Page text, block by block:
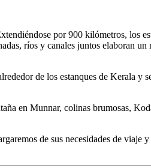
por 900 kilómetros, los
ríos y canales juntos elaboran
de los estanques de Kerala y
en Munnar, colinas brumosas,
de sus necesidades de viaje